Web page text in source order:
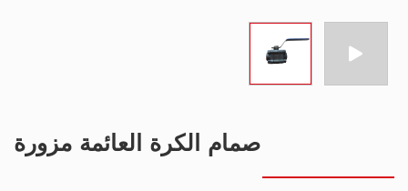
صمام الكرة العائمة مزورة